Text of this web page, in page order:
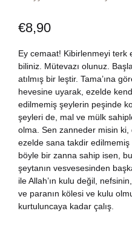
Kitap Siparişi
Sepetim
Bize Ulaşın
TR
DE
€8,90
Ey cemaat! Kibirlenmeyi terk
biliniz. Mütevazı olunuz.
atılmış bir leştir. Tama’ına
hevesine uyarak, ezelde
edilmemiş şeylerin peşinde
şeyleri de, mal ve mülk
olma. Sen zanneder misin ki,
ezelde sana takdir
böyle bir zanna sahip isen,
şeytanın vesvesesinden
ile Allah’ın kulu değil,
ve paranın kölesi ve kulu
kurtuluncaya kadar çalış.